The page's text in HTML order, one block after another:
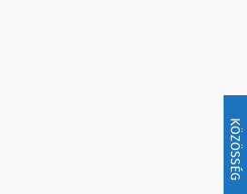
KÖZÖSSÉG